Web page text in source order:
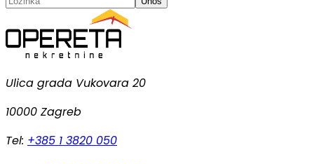
Ulica grada Vukovara 20
10000 Zagreb
Tel: +385 1 3820 050